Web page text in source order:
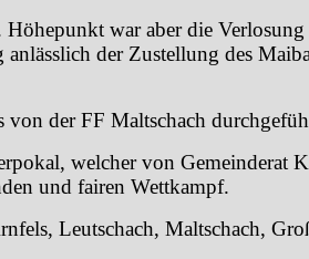
war aber die
der Zustellung des
der FF Maltschach
welcher von Gemeinderat
und fairen Wettkampf.
Leutschach, Maltschach,